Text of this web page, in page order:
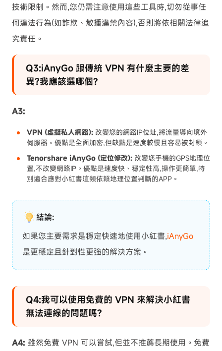
技術限制。然而,您仍需注意使用這些工具時,切勿從事任
何違法行為(如詐欺、散播違禁內容),否則將依相關法律追
究責任。
Q3:iAnyGo 跟傳統 VPN 有什麼主要的差
異?我應該選哪個?
A3:
VPN (虛擬私人網路): 改變您的網路IP位址,將流量導向境外
伺服器。優點是全面加密,但缺點是速度較慢且容易被封鎖。
Tenorshare iAnyGo (定位修改): 改變您手機的GPS地理位
置,不改變網路IP。優點是速度快、穩定性高,操作更簡單,特
別適合應對小紅書這類依賴地理位置判斷的APP。
結論:
如果您主要需求是穩定快速地使用小紅書,iAnyGo
是更穩定且針對性更強的解決方案。
Q4:我可以使用免費的 VPN 來解決小紅書
無法連線的問題嗎?
A4: 雖然免費 VPN 可以嘗試,但並不推薦長期使用。免費